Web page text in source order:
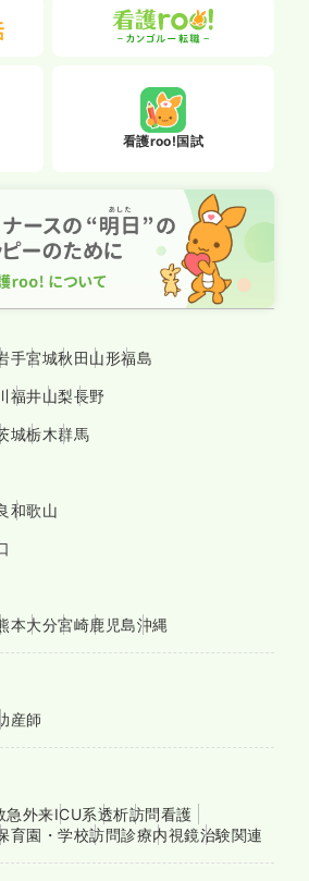
看護roo!国試
手宮城秋田山形福島
福井山梨長野
城栃木群馬
和歌山
本大分宮崎鹿児島沖縄
産師
急外来ICU系透析訪問看護
育園・学校訪問診療内視鏡治験関連